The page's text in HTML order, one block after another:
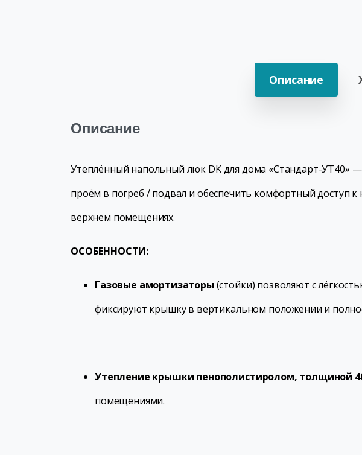
Описание
Описание
Утеплённый напольный люк DK для дома «Стандарт-УТ40»
проём в погреб / подвал и обеспечить комфортный
верхнем помещениях.
ОСОБЕННОСТИ:
Газовые амортизаторы (стойки) позволяют с
фиксируют крышку в вертикальном положении и
Утепление крышки пенополистиролом, толщиной
помещениями.